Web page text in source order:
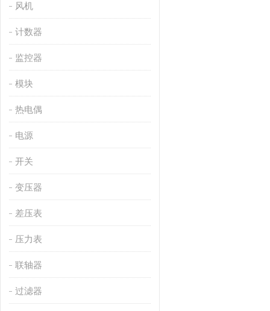
风机
计数器
监控器
模块
热电偶
电源
开关
变压器
差压表
压力表
联轴器
过滤器